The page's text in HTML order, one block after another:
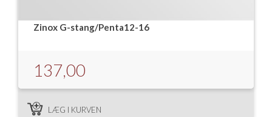
GPDR - Optagelse af foto og video
GPDR - KG Camping Kundeklub
Zinox G-stang/Penta12-16
137,00
LÆG I KURVEN